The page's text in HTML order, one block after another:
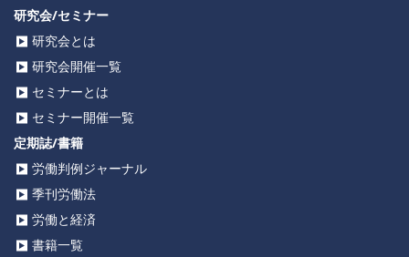
研究会/セミナー
研究会とは
研究会開催一覧
セミナーとは
セミナー開催一覧
定期誌/書籍
労働判例ジャーナル
季刊労働法
労働と経済
書籍一覧